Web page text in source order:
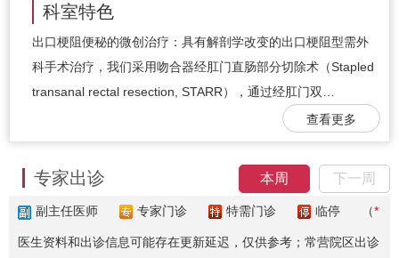
科室特色
出口梗阻便秘的微创治疗：具有解剖学改变的出口梗阻型需外
科手术治疗，我们采用吻合器经肛门直肠部分切除术（Stapled
transanal rectal resection, STARR），通过经肛门双…
查看更多
本周 下一周
专家出诊
副主任医师 专家门诊 特需门诊 临停 （*
医生资料和出诊信息可能存在更新延迟，仅供参考；常营院区出诊